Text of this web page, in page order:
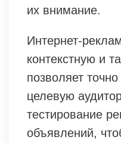
их внимание.
Интернет-
контекстную и
позволяет
целевую
тестирование
объявлений,